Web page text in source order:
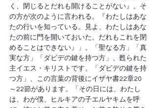
く、閉じるとだれも開けることがない』。そ
の方が次のように言われる。『わたしはあな
たの行いを知っている。見よ、わたしはあな
たの前に門を開いておいた。だれもこれを閉
めることはできない』」。「聖なる方」「真
実な方」「ダビデの鍵を持つ方」、甦られた
主イエス・キリストです。「ダビデの鍵を持
つ方」、この言葉の背後にイザヤ書22章20
～22節があります。「その日には、わたし
は、わが僕、ヒルキアの子エルヤキムを呼